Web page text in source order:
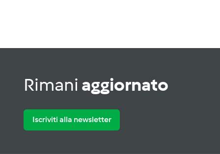
Rimani aggiornato
Iscriviti alla newsletter